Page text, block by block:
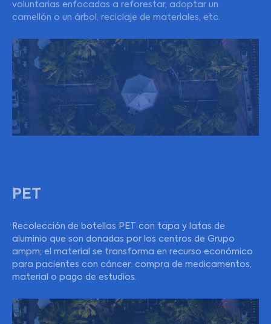
voluntarias enfocadas a reforestar, adoptar un
camellón o un árbol, reciclaje de materiales, etc.
PET
Recolección de botellas PET con tapa y latas de
aluminio que son donadas por los centros de Grupo
ampm; el material se transforma en recurso económico
para pacientes con cáncer: compra de medicamentos,
material o pago de estudios.